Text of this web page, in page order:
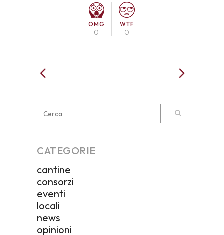
OMG
0
WTF
0
CATEGORIE
cantine
consorzi
eventi
locali
news
opinioni